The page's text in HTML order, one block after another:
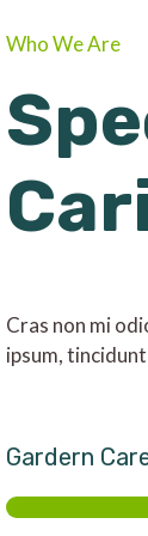
Who We Are
Cras non mi
ipsum,
Gardern